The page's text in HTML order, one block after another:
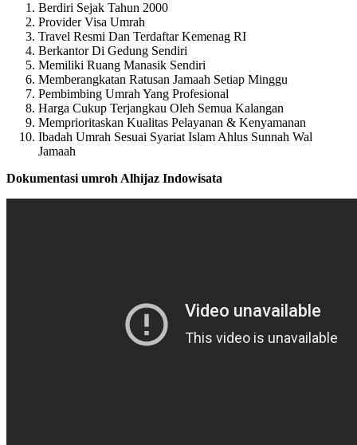
Berdiri Sejak Tahun 2000
Provider Visa Umrah
Travel Resmi Dan Terdaftar Kemenag RI
Berkantor Di Gedung Sendiri
Memiliki Ruang Manasik Sendiri
Memberangkatan Ratusan Jamaah Setiap Minggu
Pembimbing Umrah Yang Profesional
Harga Cukup Terjangkau Oleh Semua Kalangan
Memprioritaskan Kualitas Pelayanan & Kenyamanan
Ibadah Umrah Sesuai Syariat Islam Ahlus Sunnah Wal
Jamaah
Dokumentasi umroh Alhijaz Indowisata